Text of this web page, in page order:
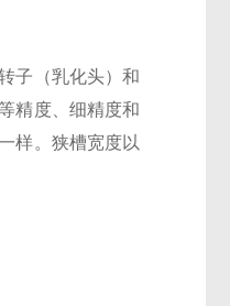
子（乳化头）和
精度、细精度和
样。狭槽宽度以